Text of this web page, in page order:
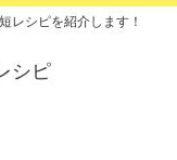
レシピを紹介します！
シピ